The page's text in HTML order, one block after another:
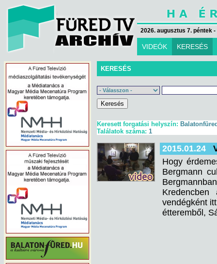
2026. augusztus 7. péntek
VIDEÓK KERESÉS
KERESÉS
Keresett forgatási helyszín:
Találatok száma: 1
2015.01.24
Hogy
Bergmann
vendégként
étteremből,